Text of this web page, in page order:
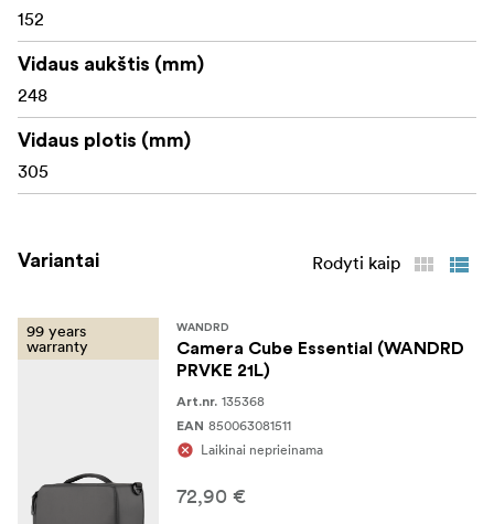
152
Vidaus aukštis (mm)
248
Vidaus plotis (mm)
305
Variantai Rodyti kaip
99 years
warranty
WANDRD
Camera Cube Essential (WANDRD
PRVKE 21L)
Art.nr. 135368
EAN 850063081511
Laikinai neprieinama
72,90 €